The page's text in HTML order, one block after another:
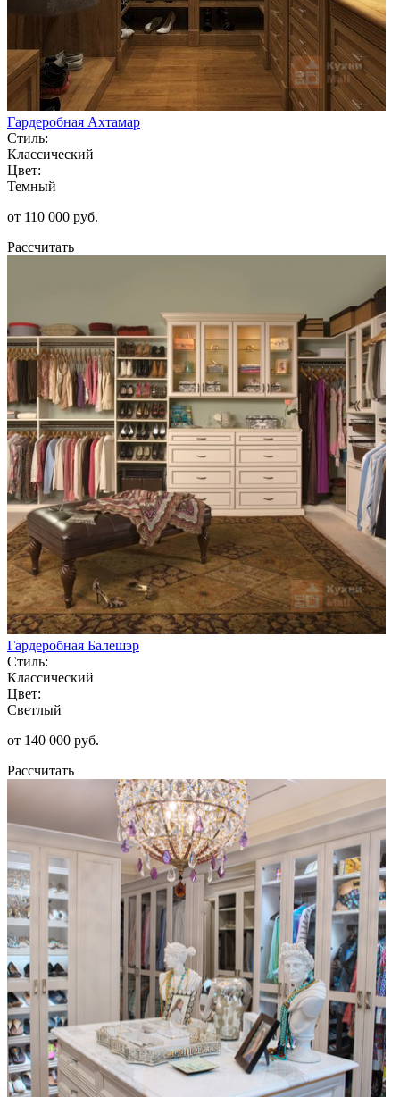
Гардеробная Ахтамар
Стиль:
Классический
Цвет:
Темный
от 110 000 руб.
Рассчитать
Гардеробная Балешэр
Стиль:
Классический
Цвет:
Светлый
от 140 000 руб.
Рассчитать